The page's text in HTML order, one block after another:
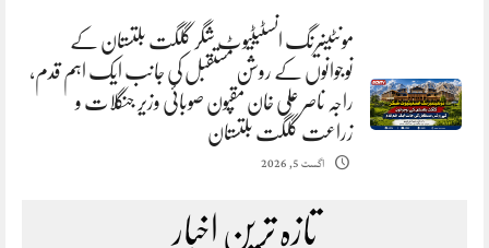
مونٹینیرنگ انسٹیٹیوٹ شگر گلگت بلتستان کے
نوجوانوں کے روشن مستقبل کی جانب ایک اہم قدم،
راجہ ناصر علی خان مقپون صوبائی وزیر جنگلات و
زراعت گلگت بلتستان
اگست 5, 2026
تازہ ترین اخبار